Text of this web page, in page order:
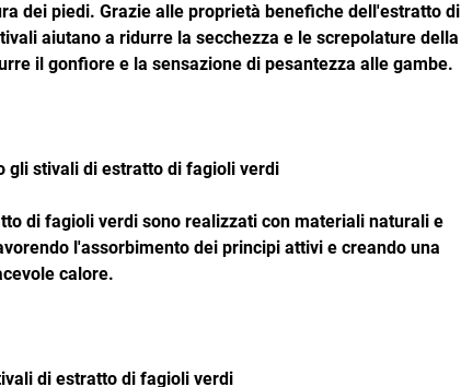
dei piedi. Grazie alle proprietà benefiche dell'estratto di
aiutano a ridurre la secchezza e le screpolature della
il gonfiore e la sensazione di pesantezza alle gambe.
gli stivali di estratto di fagioli verdi
di fagioli verdi sono realizzati con materiali naturali e
l'assorbimento dei principi attivi e creando una
calore.
di estratto di fagioli verdi